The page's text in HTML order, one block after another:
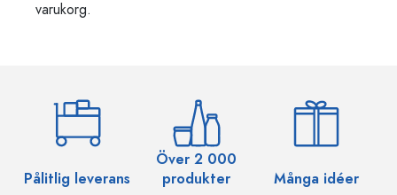
varukorg.
Pålitlig leverans
Över 2 000
produkter
Många idéer